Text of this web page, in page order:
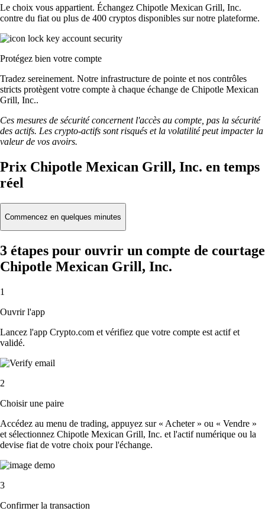
Le choix vous appartient. Échangez Chipotle Mexican Grill, Inc.
contre du fiat ou plus de 400 cryptos disponibles sur notre plateforme.
Protégez bien votre compte
Tradez sereinement. Notre infrastructure de pointe et nos contrôles
stricts protègent votre compte à chaque échange de Chipotle Mexican
Grill, Inc..
Ces mesures de sécurité concernent l'accès au compte, pas la sécurité
des actifs. Les crypto-actifs sont risqués et la volatilité peut impacter la
valeur de vos avoirs.
Prix Chipotle Mexican Grill, Inc. en temps
réel
Commencez en quelques minutes
3 étapes pour ouvrir un compte de courtage
Chipotle Mexican Grill, Inc.
1
Ouvrir l'app
Lancez l'app Crypto.com et vérifiez que votre compte est actif et
validé.
2
Choisir une paire
Accédez au menu de trading, appuyez sur « Acheter » ou « Vendre »
et sélectionnez Chipotle Mexican Grill, Inc. et l'actif numérique ou la
devise fiat de votre choix pour l'échange.
3
Confirmer la transaction